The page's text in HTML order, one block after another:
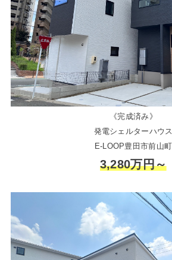
《完成済み》
発電シェルターハウス
E-LOOP豊田市前山町
3,280万円～